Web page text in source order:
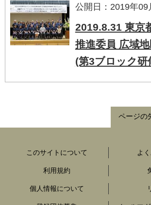
公開日：2019年09
2019.8.31 東京
推進委員 広域
(第3ブロック研
ページの
このサイトについて よ
利用規約
個人情報について